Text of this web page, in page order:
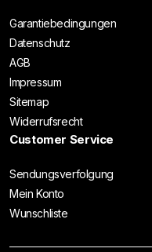
Garantiebedingungen
Datenschutz
AGB
Impressum
Sitemap
Widerrufsrecht
Customer Service
Sendungsverfolgung
Mein Konto
Wunschliste